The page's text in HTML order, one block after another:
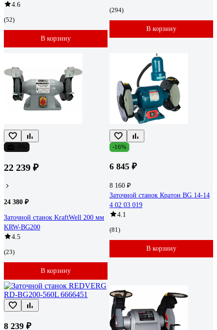
4.6
(52)
В корзину
(294)
В корзину
22 239 ₽
24 380 ₽
Заточной станок KraftWell 200 мм
KRW-BG200
4.5
(23)
В корзину
-16%
6 845 ₽
8 160 ₽
Заточной станок Кратон BG 14-14
4 02 03 019
4.1
(81)
В корзину
8 239 ₽